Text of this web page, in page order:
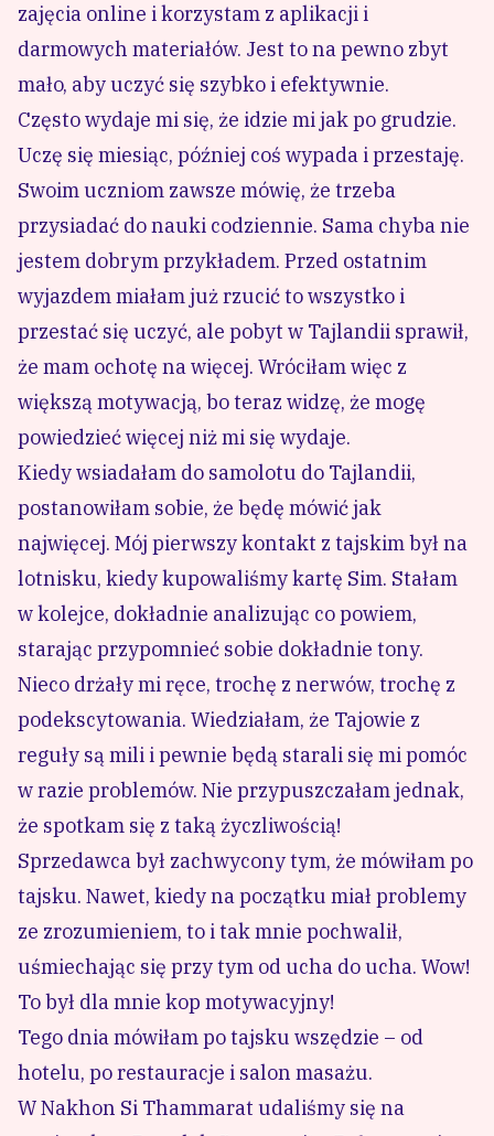
zajęcia online i korzystam z aplikacji i
darmowych materiałów. Jest to na pewno zbyt
mało, aby uczyć się szybko i efektywnie.
Często wydaje mi się, że idzie mi jak po grudzie.
Uczę się miesiąc, później coś wypada i przestaję.
Swoim uczniom zawsze mówię, że trzeba
przysiadać do nauki codziennie. Sama chyba nie
jestem dobrym przykładem. Przed ostatnim
wyjazdem miałam już rzucić to wszystko i
przestać się uczyć, ale pobyt w Tajlandii sprawił,
że mam ochotę na więcej. Wróciłam więc z
większą motywacją, bo teraz widzę, że mogę
powiedzieć więcej niż mi się wydaje.
Kiedy wsiadałam do samolotu do Tajlandii,
postanowiłam sobie, że będę mówić jak
najwięcej. Mój pierwszy kontakt z tajskim był na
lotnisku, kiedy kupowaliśmy kartę Sim. Stałam
w kolejce, dokładnie analizując co powiem,
starając przypomnieć sobie dokładnie tony.
Nieco drżały mi ręce, trochę z nerwów, trochę z
podekscytowania. Wiedziałam, że Tajowie z
reguły są mili i pewnie będą starali się mi pomóc
w razie problemów. Nie przypuszczałam jednak,
że spotkam się z taką życzliwością!
Sprzedawca był zachwycony tym, że mówiłam po
tajsku. Nawet, kiedy na początku miał problemy
ze zrozumieniem, to i tak mnie pochwalił,
uśmiechając się przy tym od ucha do ucha. Wow!
To był dla mnie kop motywacyjny!
Tego dnia mówiłam po tajsku wszędzie – od
hotelu, po restauracje i salon masażu.
W Nakhon Si Thammarat udaliśmy się na